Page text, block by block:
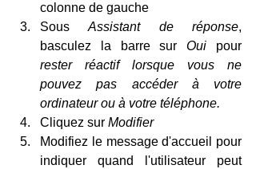
colonne de gauche
Sous Assistant de réponse,
basculez la barre sur Oui
rester réactif lorsque vous ne
pouvez pas accéder à votre
ordinateur ou à votre téléphone.
Cliquez sur Modifier
Modifiez le message d'accueil pour
indiquer quand l'utilisateur peut